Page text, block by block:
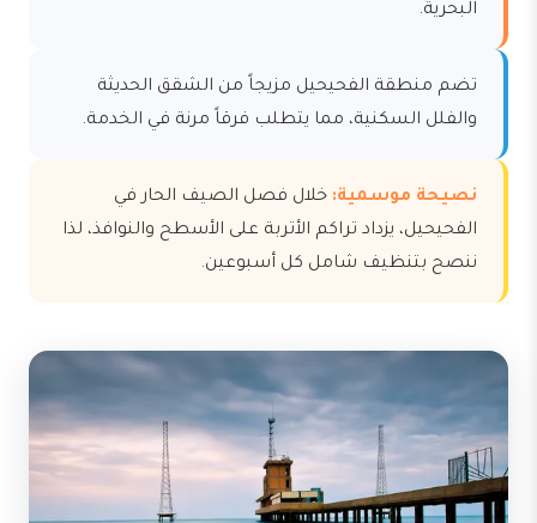
البحرية.
تضم منطقة الفحيحيل مزيجاً من الشقق الحديثة
والفلل السكنية، مما يتطلب فرقاً مرنة في الخدمة.
نصيحة موسمية: خلال فصل الصيف الحار في
الفحيحيل، يزداد تراكم الأتربة على الأسطح والنوافذ، لذا
ننصح بتنظيف شامل كل أسبوعين.